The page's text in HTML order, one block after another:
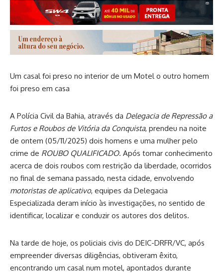
Um casal foi preso no interior de um Motel o outro homem
foi preso em casa
A Polícia Civil da Bahia, através da Delegacia de Repressão a
Furtos e Roubos de Vitória da Conquista, prendeu na noite
de ontem (05/11/2025) dois homens e uma mulher pelo
crime de ROUBO QUALIFICADO. Após tomar conhecimento
acerca de dois roubos com restrição da liberdade, ocorridos
no final de semana passado, nesta cidade, envolvendo
motoristas de aplicativo, equipes da Delegacia
Especializada deram início às investigações, no sentido de
identificar, localizar e conduzir os autores dos delitos.
Na tarde de hoje, os policiais civis do DEIC-DRFR/VC, após
empreender diversas diligências, obtiveram êxito,
encontrando um casal num motel, apontados durante